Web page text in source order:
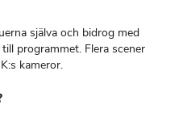
själva och bidrog med
programmet. Flera scener
och intervjuer filmade vi med JMK:s kameror.